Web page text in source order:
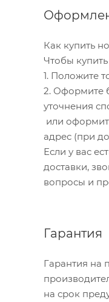
Как купить
Чтобы
1. Положите
2. Оформите
уточнения
или
адрес (при
Если у вас
доставки,
вопросы и
Гарантия
Гарантия на
на срок